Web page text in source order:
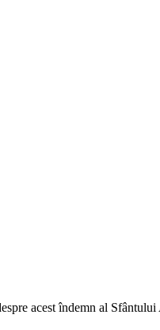
acest îndemn al